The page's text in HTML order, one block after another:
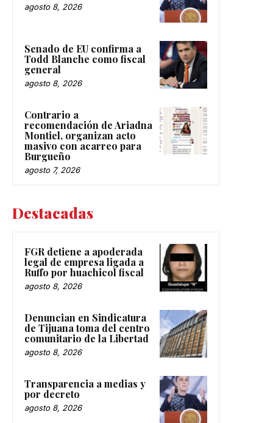
agosto 8, 2026
Senado de EU confirma a
Todd Blanche como fiscal
general
agosto 8, 2026
Contrario a
recomendación de Ariadna
Montiel, organizan acto
masivo con acarreo para
Burgueño
agosto 7, 2026
Destacadas
FGR detiene a apoderada
legal de empresa ligada a
Ruffo por huachicol fiscal
agosto 8, 2026
Denuncian en Sindicatura
de Tijuana toma del centro
comunitario de la Libertad
agosto 8, 2026
Transparencia a medias y
por decreto
agosto 8, 2026